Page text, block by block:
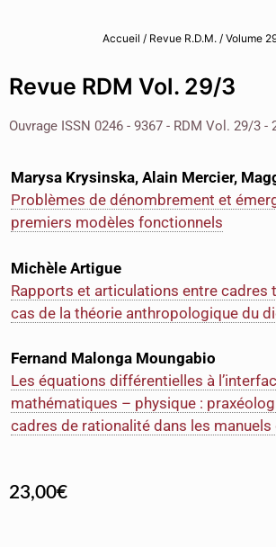
Accueil / Revue R.D.M. / Volume
Revue RDM Vol. 29/3
Ouvrage ISSN 0246 - 9367 - RDM Vol. 29/3 -
Marysa Krysinska, Alain Mercier,
Problèmes de dénombrement et
premiers modèles fonctionnels
Michèle Artigue
Rapports et articulations entre cadres
cas de la théorie anthropologique du
Fernand Malonga Moungabio
Les équations différentielles à
mathématiques – physique :
cadres de rationalité dans les manuels
23,00€